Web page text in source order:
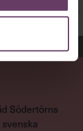
Södertörns
i statsvetenskap.